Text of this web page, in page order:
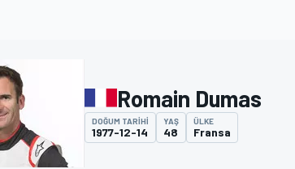
Romain Dumas
DOĞUM TARIHI
1977-12-14
YAŞ
48
ÜLKE
Fransa